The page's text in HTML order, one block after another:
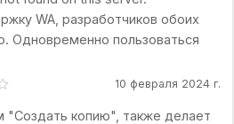
WA, разработчиков обоих
Одновременно пользоваться
10 февраля 2024 г.
"Создать копию", также делает